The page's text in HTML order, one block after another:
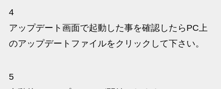
4
アップデート画面で起動した事を確認したらPC上
のアップデートファイルをクリックして下さい。
5